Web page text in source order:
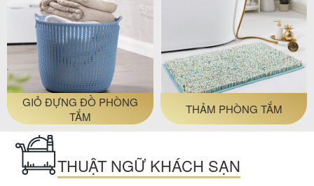
GIỎ ĐỰNG ĐỒ PHÒNG
TẮM
THẢM PHÒNG TẮM
THUẬT NGỮ KHÁCH SẠN